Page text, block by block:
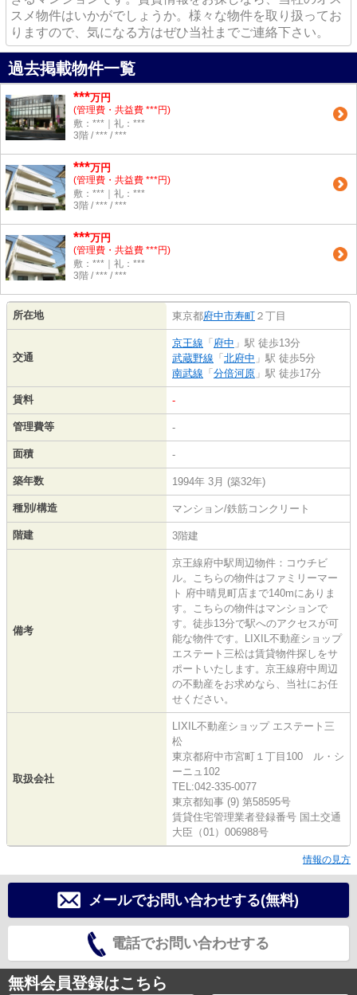
スメ物件はいかがでしょうか。様々な物件を取り扱ってお
りますので、気になる方はぜひ当社までご連絡下さい。
過去掲載物件一覧
***万円
(管理費・共益費 ***円)
敷：***｜礼：***
3階 / *** / ***
***万円
(管理費・共益費 ***円)
敷：***｜礼：***
3階 / *** / ***
***万円
(管理費・共益費 ***円)
敷：***｜礼：***
3階 / *** / ***
所在地 東京都府中市寿町 ２丁目
交通
京王線 「 府中 」駅 徒歩13分
武蔵野線 「 北府中 」駅 徒歩5分
南武線 「 分倍河原 」駅 徒歩17分
賃料 -
管理費等 -
面積 -
築年数 1994年 3月 (築32年)
種別/構造 マンション/鉄筋コンクリート
階建 3階建
備考
京王線府中駅周辺物件：コウチビ
ル。こちらの物件はファミリーマー
ト 府中晴見町店まで140mにありま
す。こちらの物件はマンションで
す。徒歩13分で駅へのアクセスが可
能な物件です。LIXIL不動産ショップ
エステート三松は賃貸物件探しをサ
ポートいたします。京王線府中周辺
の不動産をお求めなら、当社にお任
せください。
取扱会社
LIXIL不動産ショップ エステート三
松
東京都府中市宮町１丁目100 ル・シ
ーニュ102
TEL:042-335-0077
東京都知事 (9) 第58595号
賃貸住宅管理業者登録番号 国土交通
大臣（01）006988号
情報の見方
メールでお問い合わせする(無料)
電話でお問い合わせする
無料会員登録はこちら